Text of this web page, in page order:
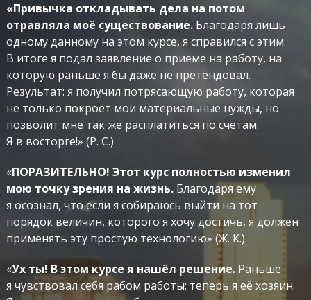
«Привычка откладывать дела на потом
отравляла моё существование. Благодаря лишь
одному данному на этом курсе, я справился с этим.
В итоге я подал заявление о приеме на работу, на
которую раньше я бы даже не претендовал.
Результат: я получил потрясающую работу, которая
не только покроет мои материальные нужды, но
позволит мне так же расплатиться по счетам.
Я в восторге!» (Р. С.)
«ПОРАЗИТЕЛЬНО! Этот курс полностью изменил
мою точку зрения на жизнь. Благодаря ему
я осознал, что если я собираюсь выйти на тот
порядок величин, которого я хочу достичь, я должен
применять эту простую технологию» (Ж. К.).
«Ух ты! В этом курсе я нашёл решение. Раньше
я чувствовал себя рабом работы; теперь я её хозяин.